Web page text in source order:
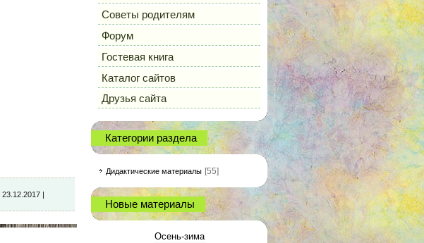
23.12.2017
Советы родителям
Форум
Гостевая книга
Каталог сайтов
Друзья сайта
Категории раздела
Дидактические материалы [55]
Новые материалы
Осень-зима